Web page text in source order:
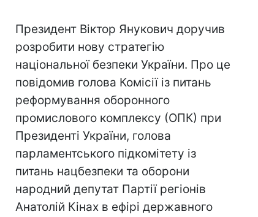
Президент Віктор Янукович доручив
розробити нову стратегію
національної безпеки України. Про це
повідомив голова Комісії із питань
реформування оборонного
промислового комплексу (ОПК) при
Президенті України, голова
парламентського підкомітету із
питань нацбезпеки та оборони
народний депутат Партії регіонів
Анатолій Кінах в ефірі державного